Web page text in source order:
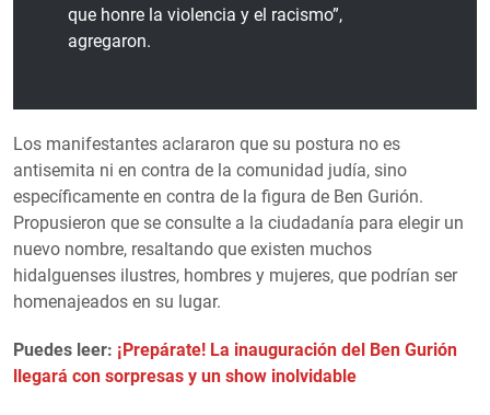
que honre la violencia y el racismo”,
agregaron.
Los manifestantes aclararon que su postura no es
antisemita ni en contra de la comunidad judía, sino
específicamente en contra de la figura de Ben Gurión.
Propusieron que se consulte a la ciudadanía para elegir un
nuevo nombre, resaltando que existen muchos
hidalguenses ilustres, hombres y mujeres, que podrían ser
homenajeados en su lugar.
Puedes leer: ¡Prepárate! La inauguración del Ben Gurión
llegará con sorpresas y un show inolvidable